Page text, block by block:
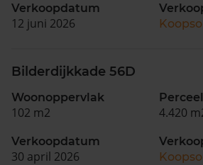
Verkoopdatum
12 juni 2026
Bilderdijkkade 56D
Woonoppervlak
102 m2
Perceel
4.420
Verkoopdatum
30 april 2026